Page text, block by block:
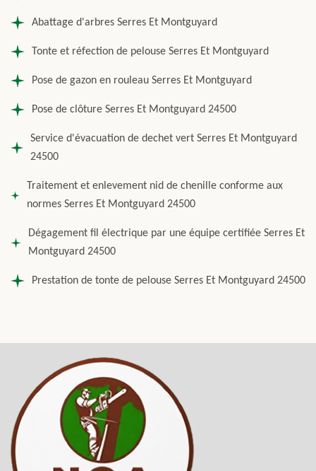
Abattage d'arbres Serres Et Montguyard
Tonte et réfection de pelouse Serres Et Montguyard
Pose de gazon en rouleau Serres Et Montguyard
Pose de clôture Serres Et Montguyard 24500
Service d'évacuation de dechet vert Serres Et Montguyard
24500
Traitement et enlevement nid de chenille conforme aux
normes Serres Et Montguyard 24500
Dégagement fil électrique par une équipe certifiée Serres Et
Montguyard 24500
Prestation de tonte de pelouse Serres Et Montguyard 24500